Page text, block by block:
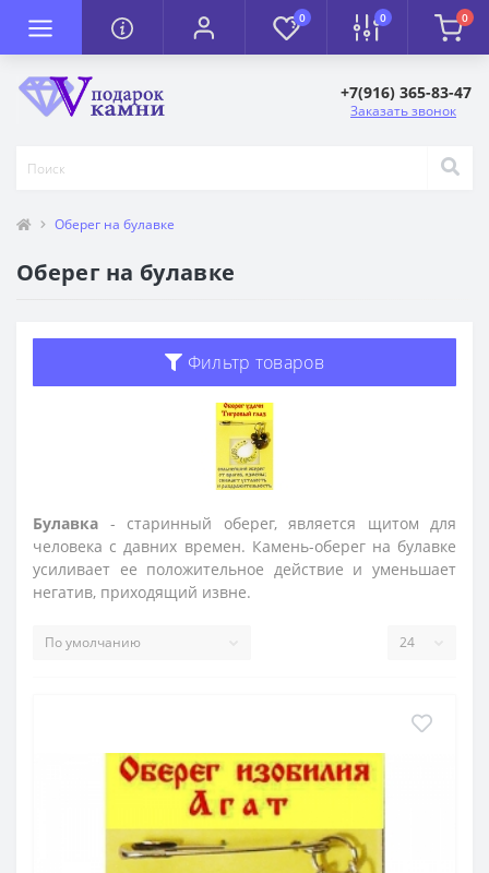
0 0 0
+7(916) 365-83-47
Заказать звонок
Оберег на булавке
Оберег на булавке
Фильтр товаров
Булавка - старинный оберег, является щитом для
человека с давних времен. Камень-оберег на булавке
усиливает ее положительное действие и уменьшает
негатив, приходящий извне.